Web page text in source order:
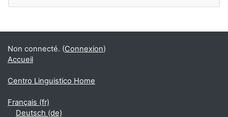
Blocs supplémentaires
Non connecté. (Connexion)
Accueil
Centro Linguistico Home
Français ‎(fr)‎
Deutsch ‎(de)‎